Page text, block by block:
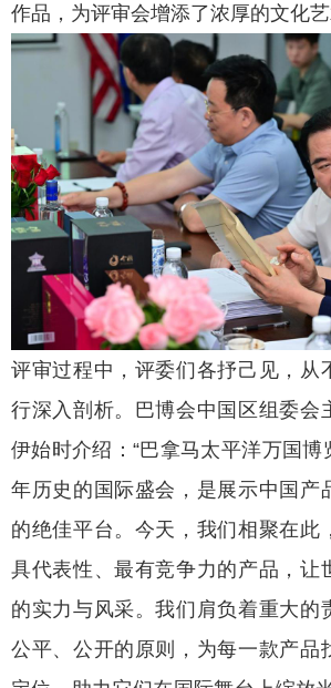
作品，为评审会增添了浓厚的文化艺
评审过程中，评委们各抒己见，从
行深入剖析。巴博会中国区组委会
伊始时介绍：“巴拿马太平洋万国
年历史的国际盛会，是展示中国产
的绝佳平台。今天，我们相聚在此
具代表性、最有竞争力的产品，让
的实力与风采。我们肩负着重大的
公平、公开的原则，为每一款产品